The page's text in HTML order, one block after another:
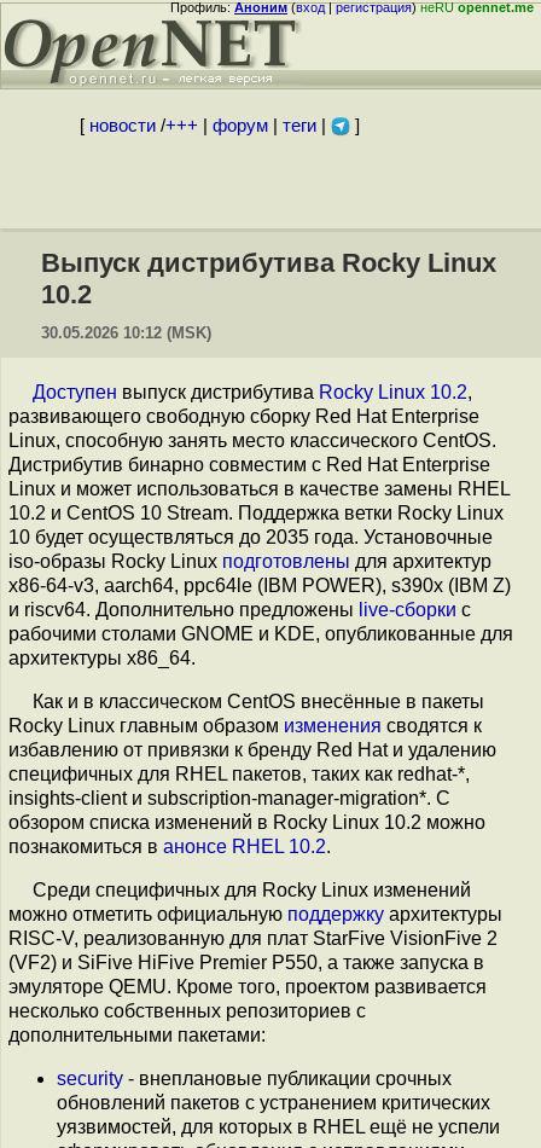
Профиль:Аноним(вход|регистрация)неRUopennet.me
[ новости/+++ форум| теги| ]
Выпуск дистрибутива Rocky Linux
10.2
30.05.2026 10:12 (MSK)
Доступен выпуск дистрибутива Rocky Linux 10.2,
развивающего свободную сборку Red Hat Enterprise
Linux, способную занять место классического CentOS.
Дистрибутив бинарно совместим с Red Hat Enterprise
Linux и может использоваться в качестве замены RHEL
10.2 и CentOS 10 Stream. Поддержка ветки Rocky Linux
10 будет осуществляться до 2035 года. Установочные
iso-образы Rocky Linux подготовлены для архитектур
x86-64-v3, aarch64, ppc64le (IBM POWER), s390x (IBM Z)
и riscv64. Дополнительно предложены live-сборки с
рабочими столами GNOME и KDE, опубликованные для
архитектуры x86_64.
Как и в классическом CentOS внесённые в пакеты
Rocky Linux главным образом изменения сводятся к
избавлению от привязки к бренду Red Hat и удалению
специфичных для RHEL пакетов, таких как redhat-*,
insights-client и subscription-manager-migration*. С
обзором списка изменений в Rocky Linux 10.2 можно
познакомиться в анонсе RHEL 10.2.
Среди специфичных для Rocky Linux изменений
можно отметить официальную поддержку архитектуры
RISC-V, реализованную для плат StarFive VisionFive 2
(VF2) и SiFive HiFive Premier P550, а также запуска в
эмуляторе QEMU. Кроме того, проектом развивается
несколько собственных репозиториев с
дополнительными пакетами:
security - внеплановые публикации срочных
обновлений пакетов с устранением критических
уязвимостей, для которых в RHEL ещё не успели